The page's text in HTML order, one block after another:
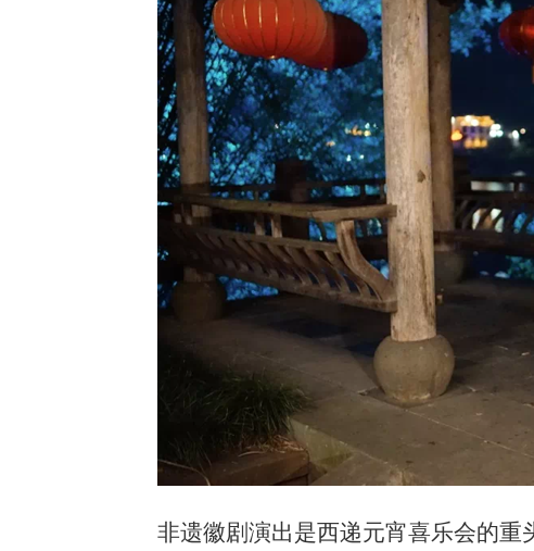
非遗徽剧演出是西递元宵喜乐会的